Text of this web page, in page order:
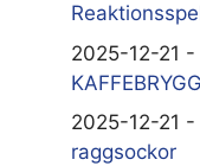
2025-12-21 -
2025-12-21
raggsockor